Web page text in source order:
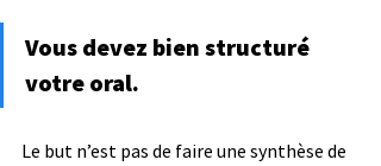
Vous devez bien structuré
votre oral.
Le but n’est pas de faire une synthèse de